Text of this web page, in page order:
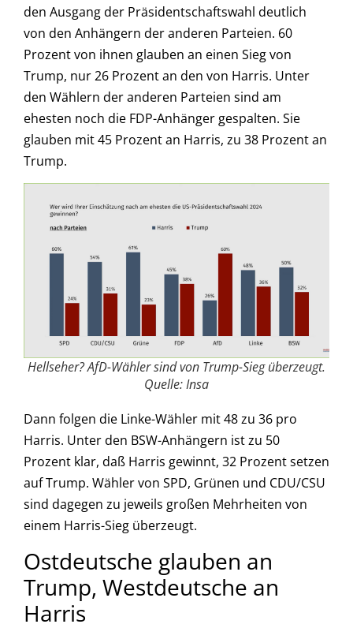
den Ausgang der Präsidentschaftswahl deutlich
von den Anhängern der anderen Parteien. 60
Prozent von ihnen glauben an einen Sieg von
Trump, nur 26 Prozent an den von Harris. Unter
den Wählern der anderen Parteien sind am
ehesten noch die FDP-Anhänger gespalten. Sie
glauben mit 45 Prozent an Harris, zu 38 Prozent an
Trump.
Hellseher? AfD-Wähler sind von Trump-Sieg überzeugt.
Quelle: Insa
Dann folgen die Linke-Wähler mit 48 zu 36 pro
Harris. Unter den BSW-Anhängern ist zu 50
Prozent klar, daß Harris gewinnt, 32 Prozent setzen
auf Trump. Wähler von SPD, Grünen und CDU/CSU
sind dagegen zu jeweils großen Mehrheiten von
einem Harris-Sieg überzeugt.
Ostdeutsche glauben an
Trump, Westdeutsche an
Harris